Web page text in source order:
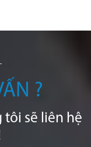
?
tôi sẽ liên hệ